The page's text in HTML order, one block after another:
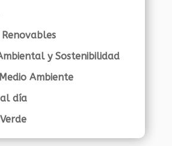
Renovables
y Sostenibilidad
Ambiente
día